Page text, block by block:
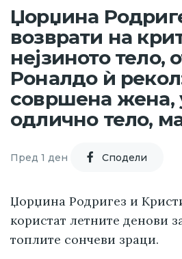
Џорџина
возврати на
нејзиното тело,
Роналдо ѝ
совршена жена,
одлично тело,
Пред 1 ден Cподели
Џорџина Родригез и
користат летните денови
топлите сончеви зраци.